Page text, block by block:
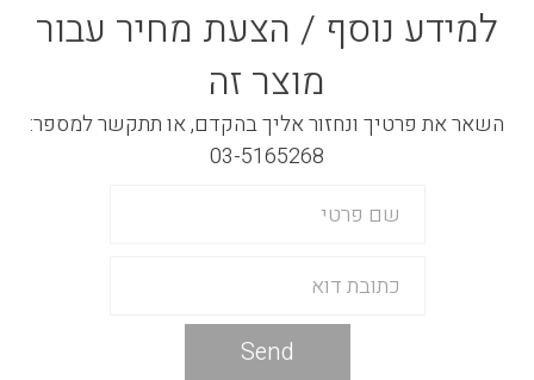
למידע נוסף / הצעת מחיר עבור
מוצר זה
השאר את פרטיך ונחזור אליך בהקדם, או תתקשר למספר:
03-5165268
Send